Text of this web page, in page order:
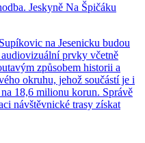
Jeskyně Na Špičáku
na Jesenicku budou
prvky včetně
způsobem historii a
okruhu, jehož součástí je i
18,6 milionu korun. Správě
návštěvnické trasy získat